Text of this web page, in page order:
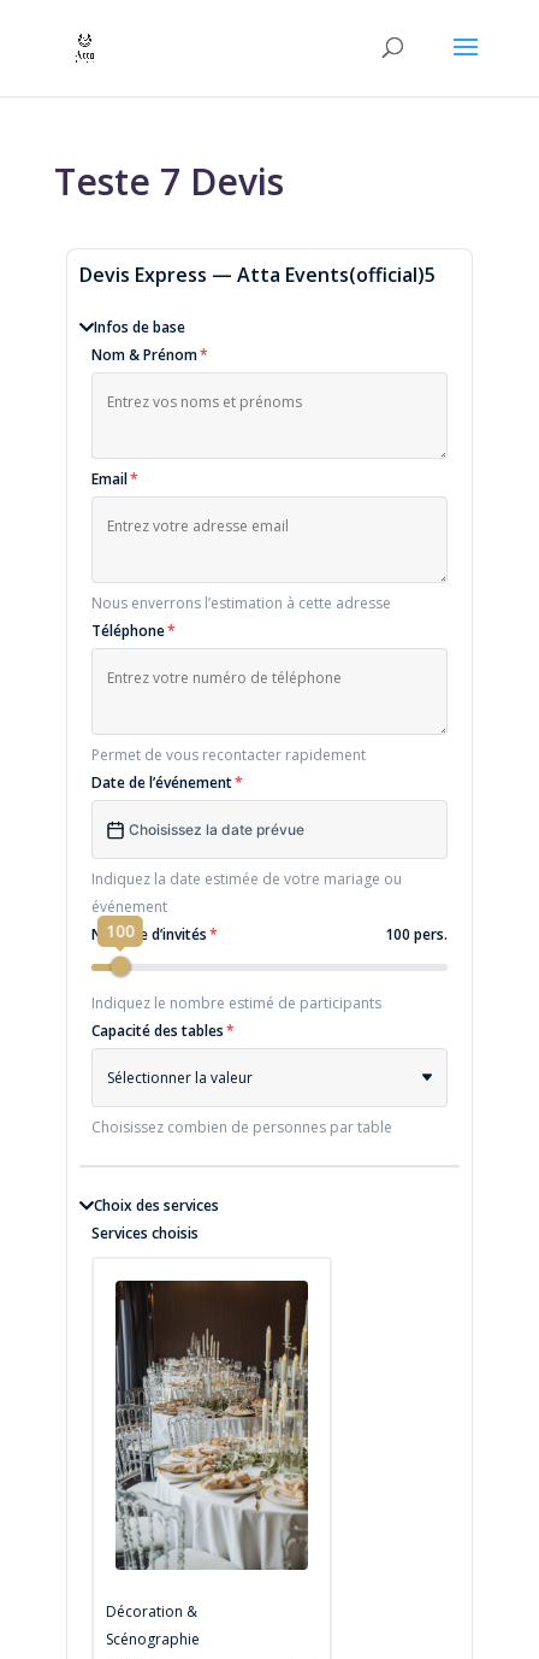
Teste 7 Devis
Devis Express — Atta Events(official)5
Infos de base
Nom & Prénom*
Email*
Nous enverrons l’estimation à cette adresse
Téléphone*
Permet de vous recontacter rapidement
Date de l’événement*
Indiquez la date estimée de votre mariage ou
événement
Nombre d’invités* 100 pers.
100
Indiquez le nombre estimé de participants
Capacité des tables*
Sélectionner la valeur
Choisissez combien de personnes par table
Choix des services
Services choisis
Décoration &
Scénographie